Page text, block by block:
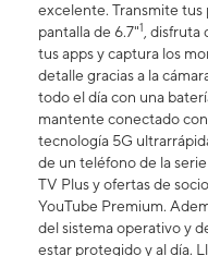
excelente. Transmite tus
pantalla de 6.7"1, disfruta
tus apps y captura los
detalle gracias a la
todo el día con una
mantente conectado
tecnología 5G
de un teléfono de la
TV Plus y ofertas de
YouTube Premium.
del sistema operativo y
estar protegido y al día.